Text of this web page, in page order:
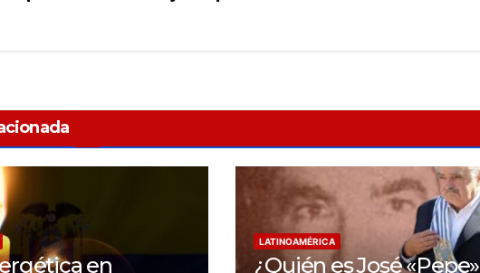
en
LATINOAMÉRICA
¿Quién es José «Pepe»